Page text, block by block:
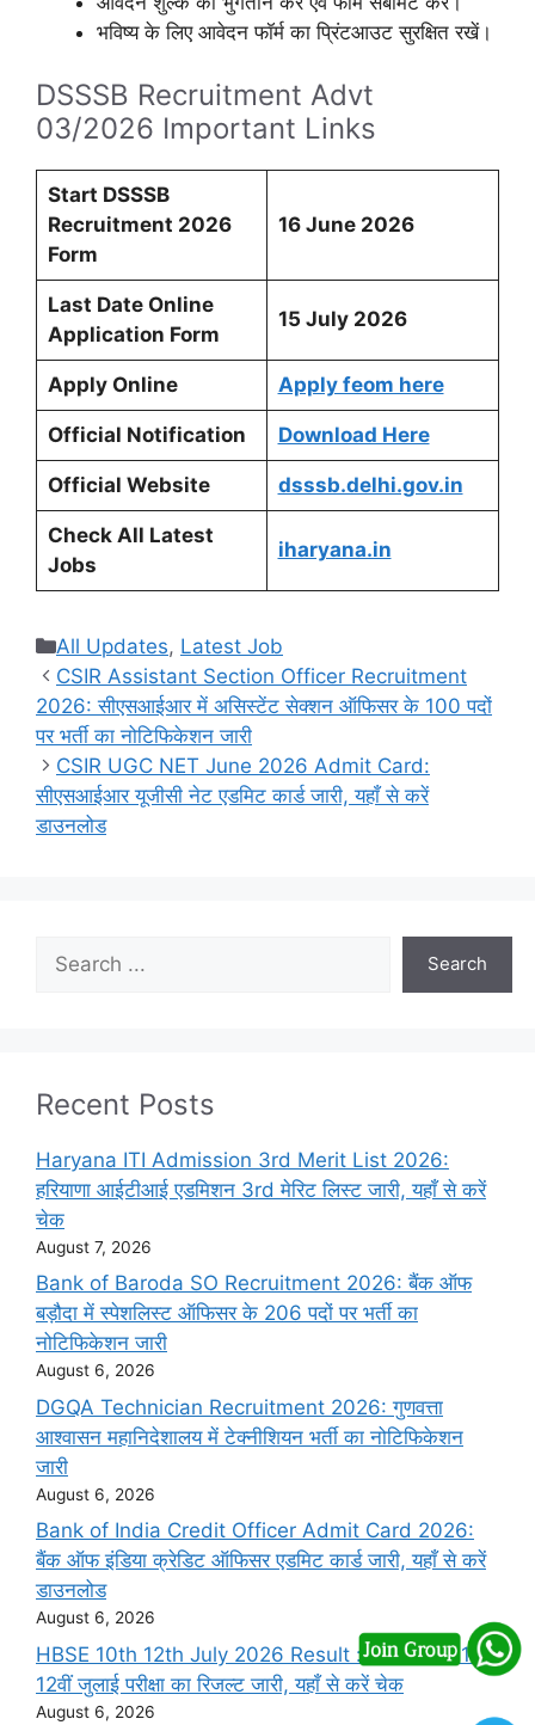
भविष्य के लिए आवेदन फॉर्म का प्रिंटआउट सुरक्षित रखें।
DSSSB Recruitment Advt
03/2026 Important Links
Start DSSSB
Recruitment 2026
Form
16 June 2026
Last Date Online
Application Form
15 July 2026
Apply Online Apply feom here
Official Notification Download Here
Official Website dsssb.delhi.gov.in
Check All Latest
Jobs
iharyana.in
Categories
All Updates, Latest Job
CSIR Assistant Section Officer Recruitment
2026: सीएसआईआर में असिस्टेंट सेक्शन ऑफिसर के 100 पदों
पर भर्ती का नोटिफिकेशन जारी
CSIR UGC NET June 2026 Admit Card:
सीएसआईआर यूजीसी नेट एडमिट कार्ड जारी, यहाँ से करें
डाउनलोड
Search
Recent Posts
Haryana ITI Admission 3rd Merit List 2026:
हरियाणा आईटीआई एडमिशन 3rd मेरिट लिस्ट जारी, यहाँ से करें
चेक
August 7, 2026
Bank of Baroda SO Recruitment 2026: बैंक ऑफ
बड़ौदा में स्पेशलिस्ट ऑफिसर के 206 पदों पर भर्ती का
नोटिफिकेशन जारी
August 6, 2026
DGQA Technician Recruitment 2026: गुणवत्ता
आश्वासन महानिदेशालय में टेक्नीशियन भर्ती का नोटिफिकेशन
जारी
August 6, 2026
Bank of India Credit Officer Admit Card 2026:
बैंक ऑफ इंडिया क्रेडिट ऑफिसर एडमिट कार्ड जारी, यहाँ से करें
डाउनलोड
August 6, 2026
HBSE 10th 12th July 2026 Result : हरियाणा बोर्ड 10वीं
12वीं जुलाई परीक्षा का रिजल्ट जारी, यहाँ से करें चेक
August 6, 2026